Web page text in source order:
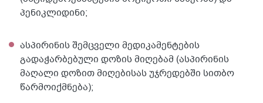
პენიკლიდინი;
ასპირინის შემცველი მედიკამენტების
გადაჭარბებული დოზის მიღებამ (ასპირინის
მაღალი დოზით მიღებისას უჯრედებში სითბო
წარმოიქმნება);